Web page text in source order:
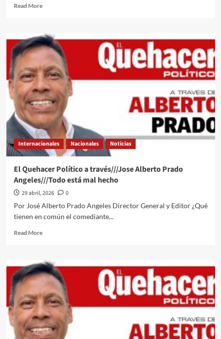
Read MoreRead
EU
solicita
extradición
de
Rubén
Rocha
y
otros
nueve
acusados;
la
Cancillería
responde
que
les
mandaron
pruebas
Internacionales Nacionales Noticias
El Quehacer Político a través///Jose Alberto Prado
Angeles///Todo está mal hecho
29 abril, 2026
0
Por José Alberto Prado Angeles Director General y Editor ¿Qué
tienen en común el comediante...
Read MoreRead
El
Quehacer
Político
través///Jose
Alberto
Prado
Angeles///Todo
está